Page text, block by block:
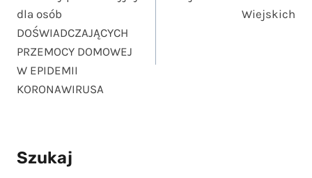
dla osób
DOŚWIADCZAJĄCYCH
PRZEMOCY DOMOWEJ
W EPIDEMII
KORONAWIRUSA
Wiejskich
Szukaj